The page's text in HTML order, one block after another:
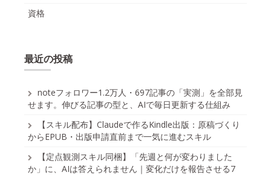
資格
最近の投稿
noteフォロワー1.2万人・697記事の「実測」を全部見
せます。伸びる記事の型と、AIで毎日更新する仕組み
【スキル配布】Claudeで作るKindle出版：原稿づくり
からEPUB・出版申請直前まで一気に進むスキル
【定点観測スキル同梱】「先週と何が変わりました
か」に、AIは答えられません｜変化だけを報告させる7